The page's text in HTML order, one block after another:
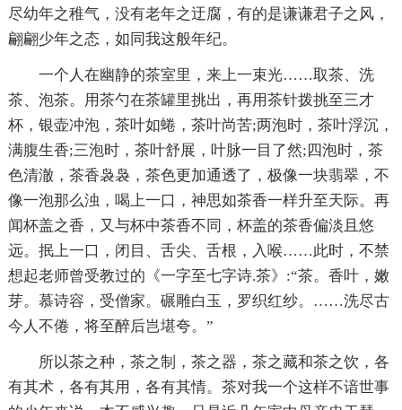
尽幼年之稚气，没有老年之迂腐，有的是谦谦君子之风，
翩翩少年之态，如同我这般年纪。
一个人在幽静的茶室里，来上一束光……取茶、洗
茶、泡茶。用茶勺在茶罐里挑出，再用茶针拨挑至三才
杯，银壶冲泡，茶叶如蜷，茶叶尚苦;两泡时，茶叶浮沉，
满腹生香;三泡时，茶叶舒展，叶脉一目了然;四泡时，茶
色清澈，茶香袅袅，茶色更加通透了，极像一块翡翠，不
像一泡那么浊，喝上一口，神思如茶香一样升至天际。再
闻杯盖之香，又与杯中茶香不同，杯盖的茶香偏淡且悠
远。抿上一口，闭目、舌尖、舌根，入喉……此时，不禁
想起老师曾受教过的《一字至七字诗.茶》:“茶。香叶，嫩
芽。慕诗容，受僧家。碾雕白玉，罗织红纱。……洗尽古
今人不倦，将至醉后岂堪夸。”
所以茶之种，茶之制，茶之器，茶之藏和茶之饮，各
有其术，各有其用，各有其情。茶对我一个这样不谙世事